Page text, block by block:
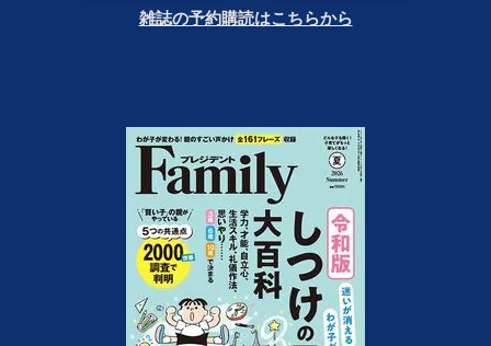
雑誌の予約購読はこちらから